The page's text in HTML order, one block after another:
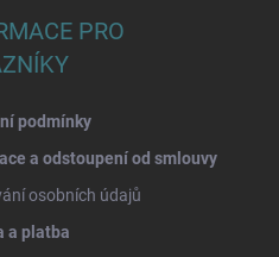
PRO
podmínky
a odstoupení od smlouvy
osobních údajů
a platba